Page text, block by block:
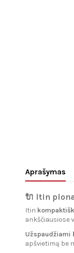
Aprašymas
🔌 Itin
Itin
ankščiausiose
Užspaudžiami
apšvietimą be